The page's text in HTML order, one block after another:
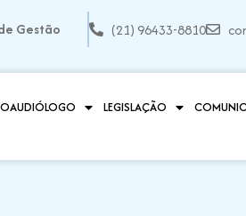
Gestão (21) 96433-8810
LEGISLAÇÃO